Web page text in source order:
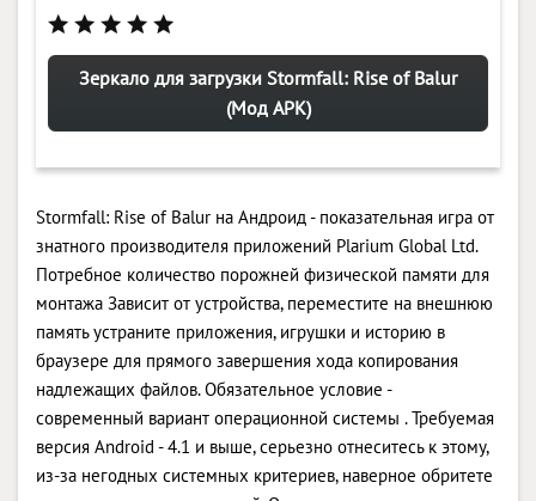
Зеркало для загрузки Stormfall: Rise of Balur
(Мод APK)
Stormfall: Rise of Balur на Андроид - показательная игра от
знатного производителя приложений Plarium Global Ltd.
Потребное количество порожней физической памяти для
монтажа Зависит от устройства, переместите на внешнюю
память устраните приложения, игрушки и историю в
браузере для прямого завершения хода копирования
надлежащих файлов. Обязательное условие -
современный вариант операционной системы . Требуемая
версия Android - 4.1 и выше, серьезно отнеситесь к этому,
из-за негодных системных критериев, наверное обритете